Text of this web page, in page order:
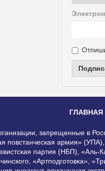
ГЛАВНАЯ
запрещенные в
повстанческая армия»
партия (НБП),
«Артподготовка»,